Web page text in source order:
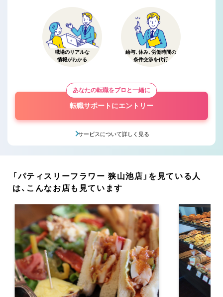
職場のリアルな
情報がわかる
給与、休み、労働時間の
条件交渉を代行
あなたの転職をプロと一緒に
転職サポートにエントリー
サービスについて詳しく見る
「パティスリーフラワー 狭山池店」を見ている人
は、こんなお店も見ています